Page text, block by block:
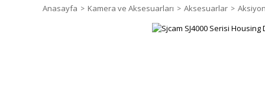
Anasayfa Kamera ve Aksesuarları Aksesuarlar